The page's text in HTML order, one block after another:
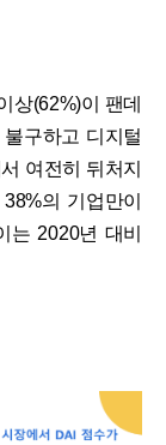
상(62%)이 팬데
구하고 디지털
여전히 뒤처지
의 기업만이
는 2020년 대비